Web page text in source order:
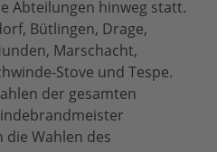
Abteilungen hinweg statt.
Bütlingen, Drage,
Marschacht,
Stove und Tespe.
der gesamten
Wahlen des